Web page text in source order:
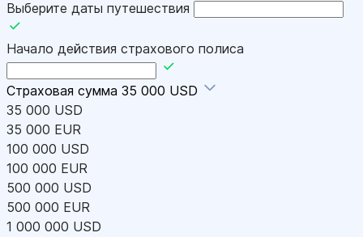
Выберите даты путешествия
Начало действия страхового полиса
Страховая сумма 35 000 USD
35 000 USD
35 000 EUR
100 000 USD
100 000 EUR
500 000 USD
500 000 EUR
1 000 000 USD